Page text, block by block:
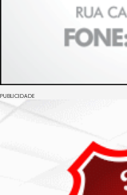
PUBLICIDADE